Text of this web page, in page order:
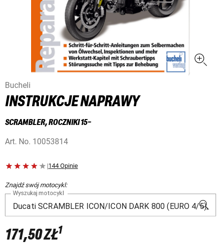
Bucheli
INSTRUKCJE NAPRAWY
SCRAMBLER, ROCZNIKI 15-
Art. No. 10053814
|144 Opinie
Znajdź swój motocykl:
Wyszukaj motocykl
171,50 ZŁ1